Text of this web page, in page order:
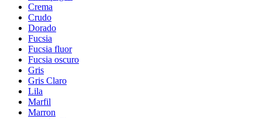
Crema
Crudo
Dorado
Fucsia
Fucsia fluor
Fucsia oscuro
Gris
Gris Claro
Lila
Marfil
Marron